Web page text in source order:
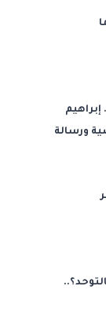
كواليس 45 قضية ورسالة